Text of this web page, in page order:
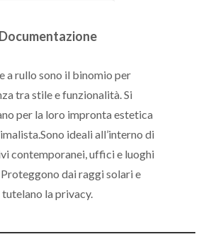
Documentazione
a rullo sono il binomio per
tra stile e funzionalità. Si
per la loro impronta estetica
ideali all’interno di
contemporanei, uffici e luoghi
dai raggi solari e
tutelano la privacy.